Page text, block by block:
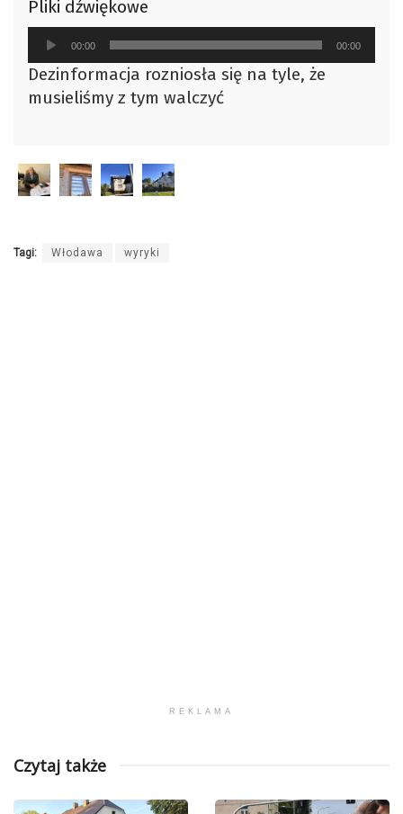
Pliki dźwiękowe
Odtwarzacz
plików
dźwiękowych
00:00 00:00
Dezinformacja rozniosła się na tyle, że
musieliśmy z tym walczyć
Tagi: Włodawa wyryki
REKLAMA
Czytaj także